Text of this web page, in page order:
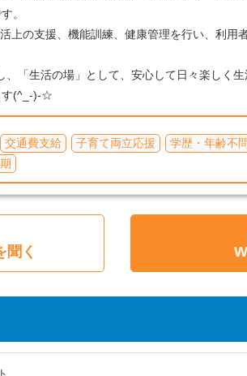
。
上の支援、機能訓練、健康管理を行い、利用
「生活の場」として、安心して日々楽しく
す(^_-)-☆
交通費支給 子育て両立応援 学歴・年齢不問
聞く